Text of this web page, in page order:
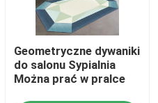
Geometryczne dywaniki
do salonu Sypialnia
Można prać w pralce